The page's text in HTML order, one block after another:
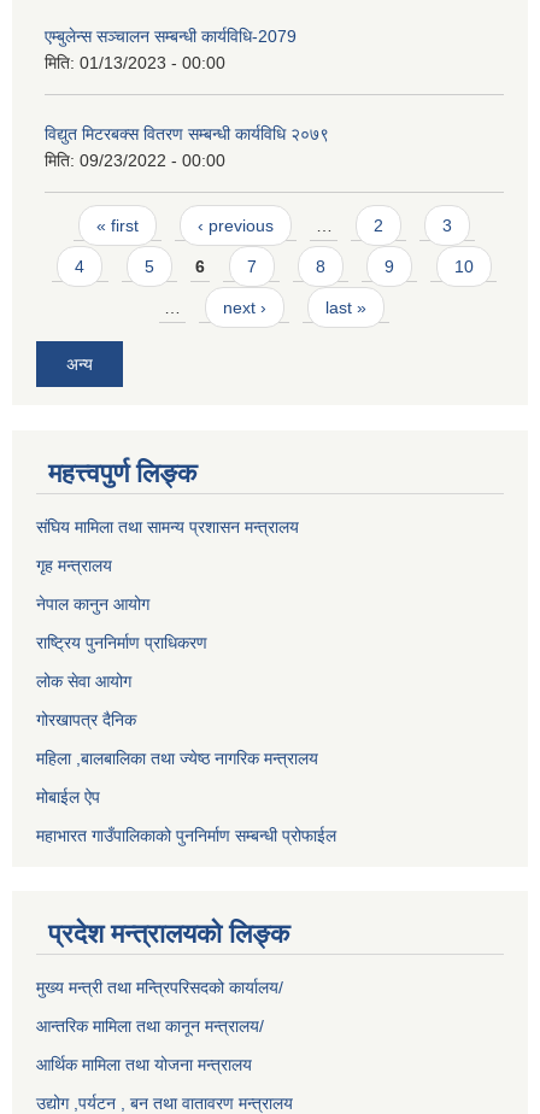
एम्बुलेन्स सञ्चालन सम्बन्धी कार्यविधि-2079
मिति: 01/13/2023 - 00:00
विद्युत मिटरबक्स वितरण सम्बन्धी कार्यविधि २०७९
मिति: 09/23/2022 - 00:00
Pages
« first ‹ previous 2 3
4 5 6 7 8 9 10
next › last »
अन्य
महत्त्वपुर्ण लिङ्क
संघिय मामिला तथा सामन्य प्रशासन मन्त्रालय
गृह मन्त्रालय
नेपाल कानुन आयोग
राष्ट्रिय पुननिर्माण प्राधिकरण
लोक सेवा आयोग
गोरखापत्र दैनिक
महिला ,बालबालिका तथा ज्येष्ठ नागरिक मन्त्रालय
मोबाईल ऐप
महाभारत गाउँपालिकाको पुननिर्माण सम्बन्धी प्रोफाईल
प्रदेश मन्त्रालयको लिङ्क
मुख्य मन्त्री तथा मन्त्रिपरिसदको कार्यालय/
आन्तरिक मामिला तथा कानून मन्त्रालय/
आर्थिक मामिला तथा योजना मन्त्रालय
उद्योग ,पर्यटन , बन तथा वातावरण मन्त्रालय